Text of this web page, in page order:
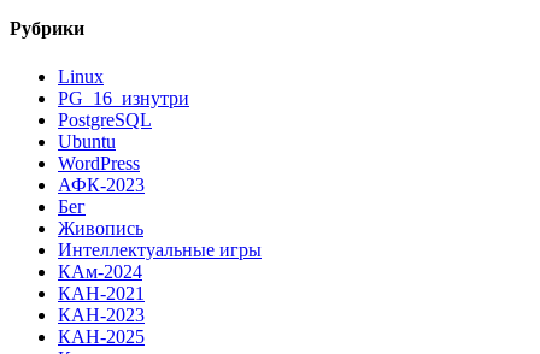
Рубрики
Linux
PG_16_изнутри
PostgreSQL
Ubuntu
WordPress
АФК-2023
Бег
Живопись
Интеллектуальные игры
КАм-2024
КАН-2021
КАН-2023
КАН-2025